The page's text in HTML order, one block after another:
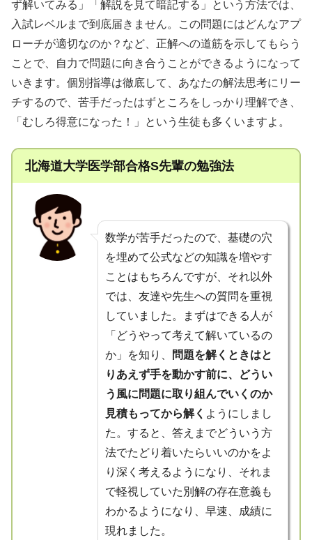
ず解いてみる」「解説を見て暗記する」という方法では、
入試レベルまで到底届きません。この問題にはどんなアプ
ローチが適切なのか？など、正解への道筋を示してもらう
ことで、自力で問題に向き合うことができるようになって
いきます。個別指導は徹底して、あなたの解法思考にリー
チするので、苦手だったはずところをしっかり理解でき、
「むしろ得意になった！」という生徒も多くいますよ。
北海道大学医学部合格S先輩の勉強法
数学が苦手だったので、基礎の穴
を埋めて公式などの知識を増やす
ことはもちろんですが、それ以外
では、友達や先生への質問を重視
していました。まずはできる人が
「どうやって考えて解いているの
か」を知り、
問題を解くときはと
りあえず手を動かす前に、どうい
う風に問題に取り組んでいくのか
見積もってから解く ようにしまし
た。すると、答えまでどういう方
法でたどり着いたらいいのかをよ
り深く考えるようになり、それま
で軽視していた別解の存在意義も
わかるようになり、早速、成績に
現れました。